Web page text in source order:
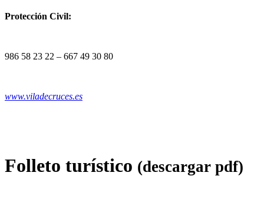
Protección Civil:
986 58 23 22 – 667 49 30 80
www.viladecruces.es
Folleto turístico (descargar pdf)